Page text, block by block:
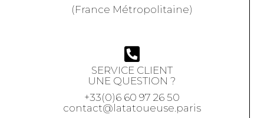
(France Métropolitaine)
SERVICE CLIENT
UNE QUESTION ?
+33(0)6 60 97 26 50
contact@latatoueuse.paris